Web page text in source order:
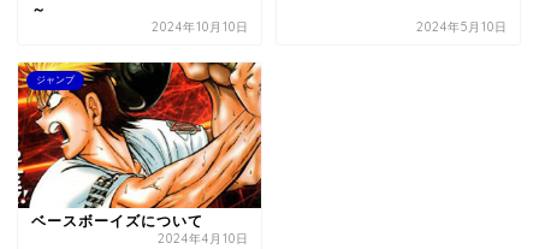
～
2024年10月10日 2024年5月10日
ジャンプ
ベースボーイズについて
2024年4月10日